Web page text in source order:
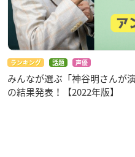
ランキング 話題 声優
みんなが選ぶ「神谷明さんが
の結果発表！【2022年版】